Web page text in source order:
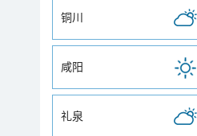
铜川
咸阳
礼泉